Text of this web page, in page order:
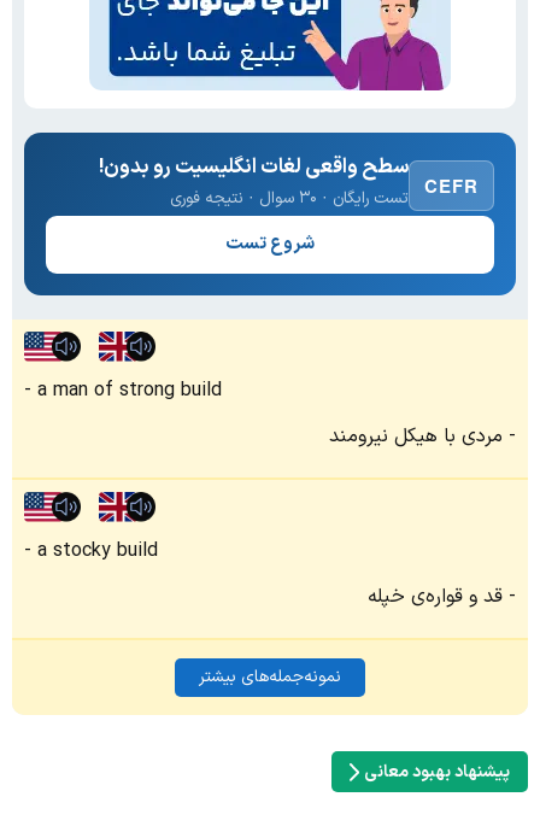
CEFR
سطح واقعی لغات انگلیسیت رو بدون!
تست رایگان · ۳۰ سوال · نتیجه فوری
شروع تست
a man of strong build
مردی با هیکل نیرومند
a stocky build
قد و قواره‌ی خپله
نمونه‌جمله‌های بیشتر
پیشنهاد بهبود معانی